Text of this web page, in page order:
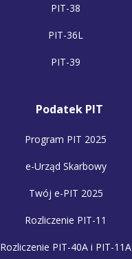
PIT-38
PIT-36L
PIT-39
Podatek PIT
Program PIT 2025
e-Urząd Skarbowy
Twój e-PIT 2025
Rozliczenie PIT-11
Rozliczenie PIT-40A i PIT-11A